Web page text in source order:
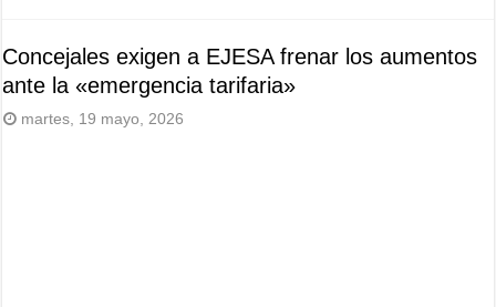
Concejales exigen a EJESA frenar los aumentos
ante la «emergencia tarifaria»
martes, 19 mayo, 2026